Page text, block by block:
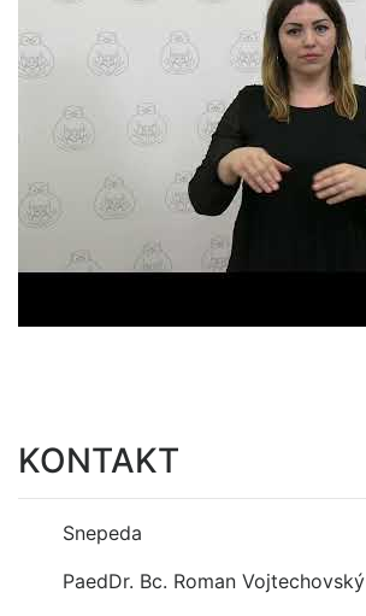
KONTAKT
Snepeda
PaedDr. Bc. Roman Vojtechovský